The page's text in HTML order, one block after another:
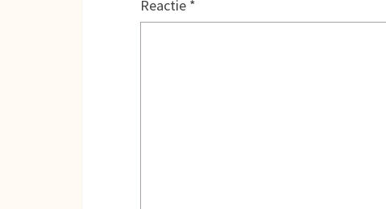
Reactie *